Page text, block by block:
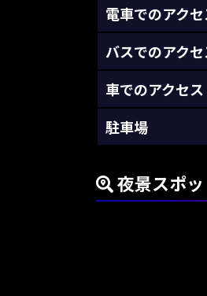
電車でのアクセ
バスでのアクセ
車でのアクセス
駐車場
夜景スポ